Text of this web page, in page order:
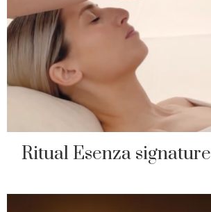
Ritual Esenza signature